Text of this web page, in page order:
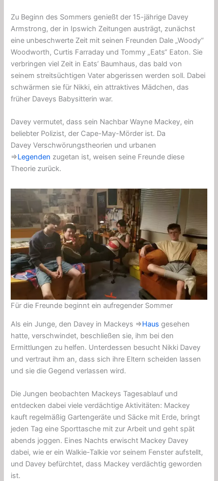
Zu Beginn des Sommers genießt der 15-jährige Davey
Armstrong, der in Ipswich Zeitungen austrägt, zunächst
eine unbeschwerte Zeit mit seinen Freunden Dale „Woody“
Woodworth, Curtis Farraday und Tommy „Eats“ Eaton. Sie
verbringen viel Zeit in Eats’ Baumhaus, das bald von
seinem streitsüchtigen Vater abgerissen werden soll. Dabei
schwärmen sie für Nikki, ein attraktives Mädchen, das
früher Daveys Babysitterin war.
Davey vermutet, dass sein Nachbar Wayne Mackey, ein
beliebter Polizist, der Cape-May-Mörder ist. Da
DaveyVerschwörungstheorien und urbanen
⇒Legenden zugetan ist, weisen seine Freunde diese
Theorie zurück.
Für die Freunde beginnt ein aufregender Sommer
Als ein Junge, den Davey in Mackeys ⇒Haus gesehen
hatte,verschwindet, beschließen sie, ihm bei den
Ermittlungen zu helfen. Unterdessen besucht Nikki Davey
und vertraut ihm an, dass sich ihre Eltern scheiden lassen
und sie die Gegend verlassen wird.
Die Jungen beobachten Mackeys Tagesablauf und
entdecken dabei viele verdächtige Aktivitäten: Mackey
kauft regelmäßig Gartengeräte und Säcke mit Erde, bringt
jeden Tag eine Sporttasche mit zur Arbeit und geht spät
abends joggen. Eines Nachts erwischt Mackey Davey
dabei, wie er einWalkie-Talkie vor seinem Fenster aufstellt,
und Davey befürchtet, dass Mackey verdächtig geworden
ist.